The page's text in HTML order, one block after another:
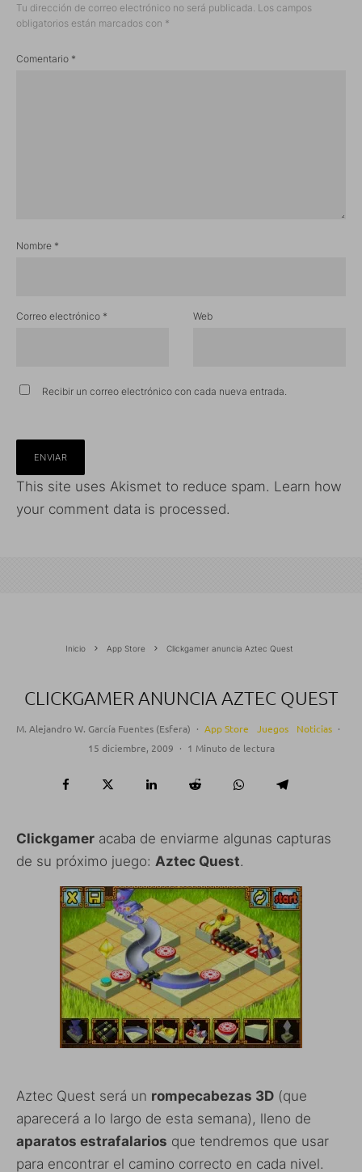
Tu dirección de correo electrónico no será publicada. Los campos
obligatorios están marcados con *
Comentario *
Nombre *
Correo electrónico * Web
Recibir un correo electrónico con cada nueva entrada.
This site uses Akismet to reduce spam. Learn how
your comment data is processed.
Inicio App Store Clickgamer anuncia Aztec Quest
CLICKGAMER ANUNCIA AZTEC QUEST
M. Alejandro W. García Fuentes (Esfera) · App Store Juegos Noticias ·
15 diciembre, 2009 · 1 Minuto de lectura
Clickgamer acaba de enviarme algunas capturas
de su próximo juego: Aztec Quest.
Aztec Quest será un rompecabezas 3D (que
aparecerá a lo largo de esta semana), lleno de
aparatos estrafalarios que tendremos que usar
para encontrar el camino correcto en cada nivel.